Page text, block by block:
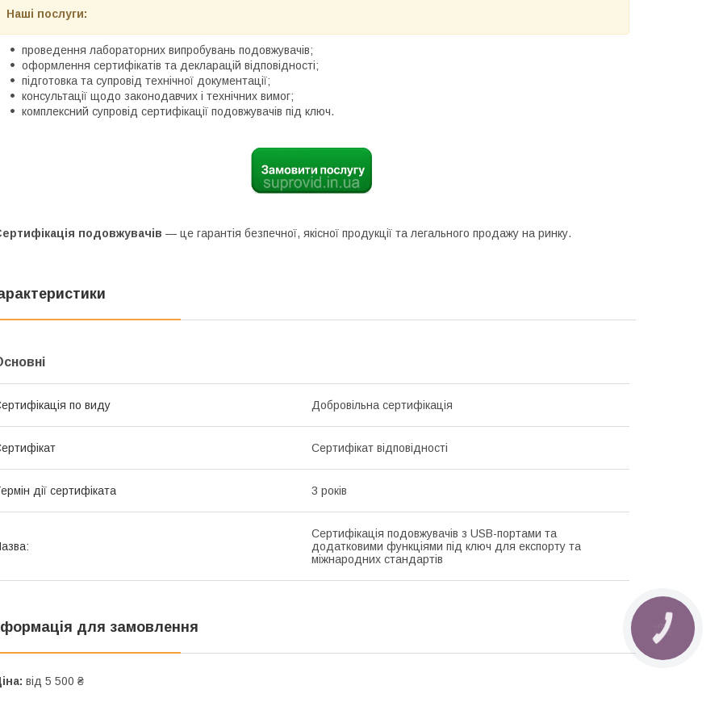
Наші послуги:
проведення лабораторних випробувань подовжувачів;
оформлення сертифікатів та декларацій відповідності;
підготовка та супровід технічної документації;
консультації щодо законодавчих і технічних вимог;
комплексний супровід сертифікації подовжувачів під ключ.
подовжувачів — це гарантія безпечної, якісної продукції та легального продажу на ринку.
по виду Добровільна сертифікація
Сертифікат відповідності
дії сертифіката 3 років
Сертифікація подовжувачів з USB-портами та
додатковими функціями під ключ для експорту та
міжнародних стандартів
для замовлення
від 5 500 ₴
КНОПКА
ЗВ'ЯЗКУ